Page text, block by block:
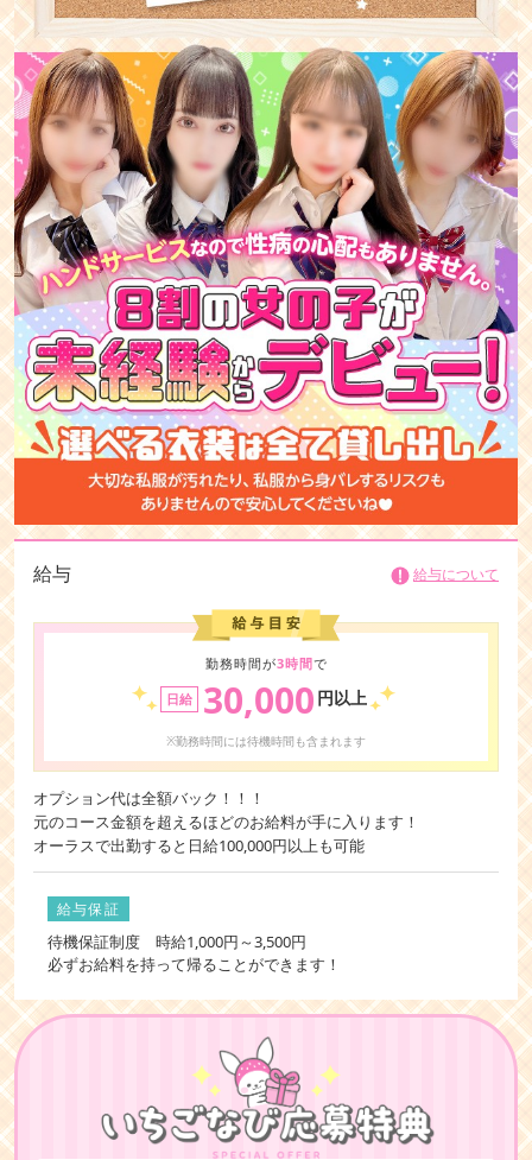
給与 給与について
勤務時間が3時間で
日給 30,000 円以上
※勤務時間には待機時間も含まれます
オプション代は全額バック！！！
元のコース金額を超えるほどのお給料が手に入ります！
オーラスで出勤すると日給100,000円以上も可能
給与保証
待機保証制度 時給1,000円～3,500円
必ずお給料を持って帰ることができます！